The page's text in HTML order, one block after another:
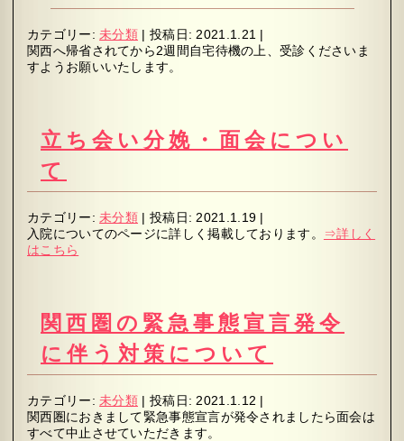
カテゴリー:未分類 | 投稿日: 2021.1.21 |
関西へ帰省されてから2週間自宅待機の上、受診くださいま
すようお願いいたします。
立ち会い分娩・面会につい
て
カテゴリー:未分類 | 投稿日: 2021.1.19 |
入院についてのページに詳しく掲載しております。
⇒詳しく
はこちら
関西圏の緊急事態宣言発令
に伴う対策について
カテゴリー:未分類 | 投稿日: 2021.1.12 |
関西圏におきまして緊急事態宣言が発令されましたら面会は
すべて中止させていただきます。